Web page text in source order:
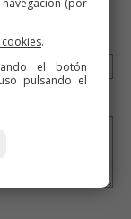
(por
.
el botón
pulsando el